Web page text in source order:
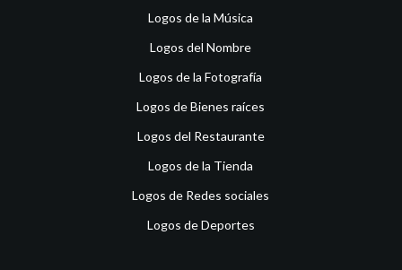
Logos de la Música
Logos del Nombre
Logos de la Fotografía
Logos de Bienes raíces
Logos del Restaurante
Logos de la Tienda
Logos de Redes sociales
Logos de Deportes